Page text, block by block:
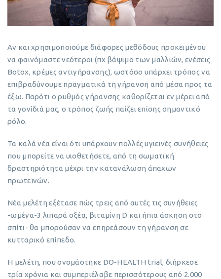
Αν και χρησιμοποιούμε διάφορες μεθόδους προκειμένου
να φαινόμαστε νεότεροι (πχ βάψιμο των μαλλιών, ενέσεις
Botox, κρέμες αντιγήρανσης), ωστόσο υπάρχει τρόπος να
επιβραδύνουμε πραγματικά τη γήρανση από μέσα προς τα
έξω. Παρότι ο ρυθμός γήρανσης καθορίζεται εν μέρει από
τα γονίδιά μας, ο τρόπος ζωής παίζει επίσης σημαντικό
ρόλο.
Τα καλά νέα είναι ότι υπάρχουν πολλές υγιεινές συνήθειες
που μπορείτε να υιοθετήσετε, από τη σωματική
δραστηριότητα μέχρι την κατανάλωση άπαχων
πρωτεϊνών.
Νέα μελέτη εξέτασε πώς τρεις από αυτές τις συνήθειες
-ωμέγα-3 λιπαρά οξέα, βιταμίνη D και ήπια άσκηση στο
σπίτι- θα μπορούσαν να επηρεάσουν τη γήρανση σε
κυτταρικό επίπεδο.
Η μελέτη, που ονομάστηκε DO-HEALTH trial, διήρκεσε
τρία χρόνια και συμπεριέλαβε περισσότερους από 2.000